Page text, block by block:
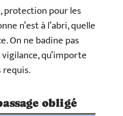
protection pour les
n’est à l’abri, quelle
On ne badine pas
qu’importe
requis.
obligé